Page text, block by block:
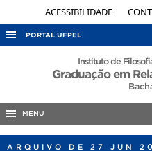
ACESSIBILIDADE
PORTAL UFPEL
ACESSO À INFORMAÇÃO
Instituto de
Graduação em
MENU
ARQUIVO DE 27 JUN